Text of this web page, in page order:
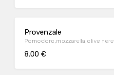
Provenzale
Pomodoro,mozzarella,olive nere
8.00 €